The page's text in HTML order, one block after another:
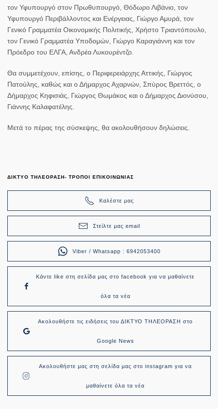
τον Υφυπουργό στον Πρωθυπουργό, Θόδωρο Λιβάνιο, τον
Υφυπουργό Περιβάλλοντος και Ενέργειας, Γιώργο Αμυρά, τον
Γενικό Γραμματέα Οικονομικής Πολιτικής, Χρήστο Τριαντόπουλο,
τον Γενικό Γραμματέα Υποδομών, Γιώργο Καραγιάννη και τον
Πρόεδρο του ΕΛΓΑ, Ανδρέα Λυκουρέντζο.
Θα συμμετέχουν, επίσης, ο Περιφερειάρχης Αττικής, Γιώργος
Πατούλης, καθώς και ο Δήμαρχος Αχαρνών, Σπύρος Βρεττός, ο
Δήμαρχος Κηφισιάς, Γιώργος Θωμάκος και ο Δήμαρχος Διονύσου,
Γιάννης Καλαφατέλης.
Μετά το πέρας της σύσκεψης, θα ακολουθήσουν δηλώσεις.
ΔΙΚΤΥΟ ΤΗΛΕΟΡΑΣΗ- ΤΡΟΠΟΙ ΕΠΙΚΟΙΝΩΝΙΑΣ
Καλέστε μας
Στείλτε μας email
Viber / Whatsapp : 6942053400
Κάντε like στη σελίδα μας στο facebook για να μαθαίνετε
όλα τα νέα
Ακολουθήστε τις ειδήσεις του ΔΙΚΤΥΟ ΤΗΛΕΟΡΑΣΗ στο
Google News
Ακολουθήστε μας στη σελίδα μας στο instagram για να
μαθαίνετε όλα τα νέα